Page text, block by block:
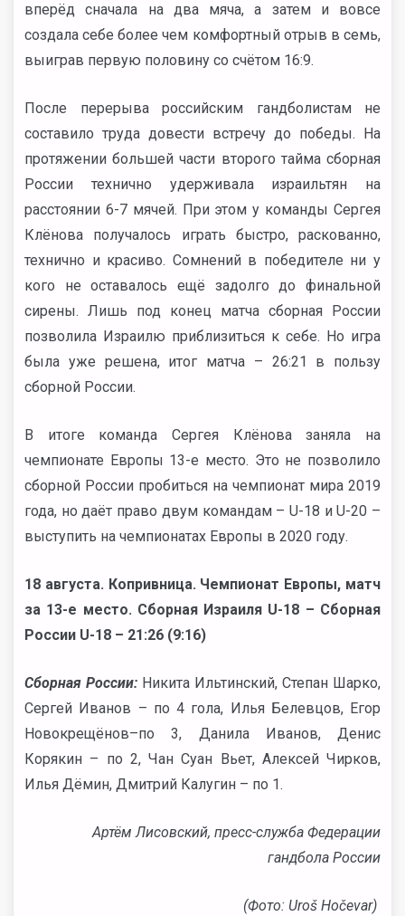
вперёд сначала на два мяча, а затем и вовсе
создала себе более чем комфортный отрыв в семь,
выиграв первую половину со счётом 16:9.
После перерыва российским гандболистам не
составило труда довести встречу до победы. На
протяжении большей части второго тайма сборная
России технично удерживала израильтян на
расстоянии 6-7 мячей. При этом у команды Сергея
Клёнова получалось играть быстро, раскованно,
технично и красиво. Сомнений в победителе ни у
кого не оставалось ещё задолго до финальной
сирены. Лишь под конец матча сборная России
позволила Израилю приблизиться к себе. Но игра
была уже решена, итог матча – 26:21 в пользу
сборной России.
В итоге команда Сергея Клёнова заняла на
чемпионате Европы 13-е место. Это не позволило
сборной России пробиться на чемпионат мира 2019
года, но даёт право двум командам – U-18 и U-20 –
выступить на чемпионатах Европы в 2020 году.
18 августа. Копривница. Чемпионат Европы, матч
за 13-е место. Сборная Израиля U-18 – Сборная
России U-18 – 21:26 (9:16)
Сборная России: Никита Ильтинский, Степан Шарко,
Сергей Иванов – по 4 гола, Илья Белевцов, Егор
Новокрещёнов–по 3, Данила Иванов, Денис
Корякин – по 2, Чан Суан Вьет, Алексей Чирков,
Илья Дёмин, Дмитрий Калугин – по 1.
Артём Лисовский, пресс-служба Федерации
гандбола России
(Фото: Uroš Hočevar)